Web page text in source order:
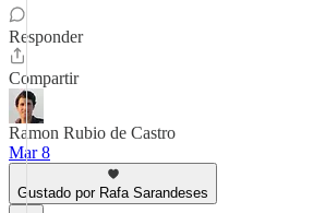
Responder
Compartir
Ramon Rubio de Castro
Mar 8
Gustado por Rafa Sarandeses